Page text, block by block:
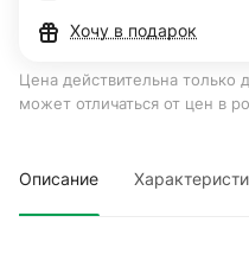
Хочу в подарок
Цена действительна только
может отличаться от цен в
Описание